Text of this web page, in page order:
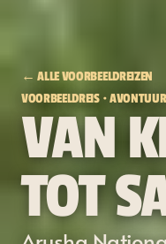
← ALLE VOORBEELDREIZEN
VOORBEELDREIS ·
VAN
TOT